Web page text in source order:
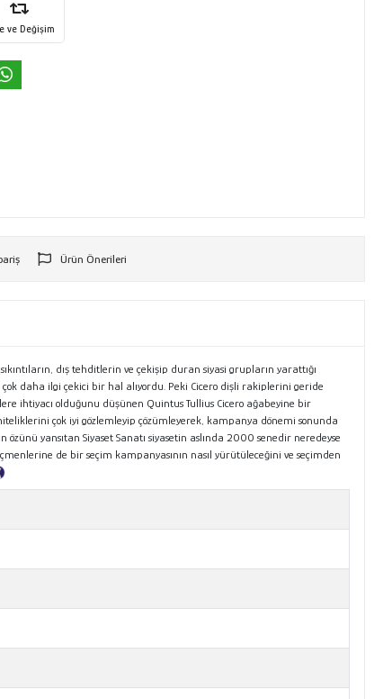
ve Değişim
Ürün Önerileri
dış tehditlerin ve çekişip duran siyasi grupların yarattığı
daha ilgi çekici bir hal alıyordu. Peki Cicero dişli rakiplerini geride
ihtiyacı olduğunu düşünen Quintus Tullius Cicero ağabeyine bir
çok iyi gözlemleyip çözümleyerek, kampanya dönemi sonunda
yansıtan Siyaset Sanatı siyasetin aslında 2000 senedir neredeyse
de bir seçim kampanyasının nasıl yürütüleceğini ve seçimden